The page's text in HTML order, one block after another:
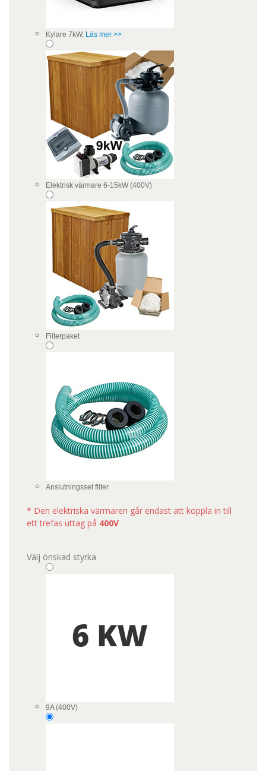
Kylare 7kW, Läs mer >>
Elektrisk värmare 6-15kW (400V)
Filterpaket
Anslutningsset filter
* Den elektriska värmaren går endast att koppla in till
ett trefas uttag på 400V
Välj önskad styrka
9A (400V)